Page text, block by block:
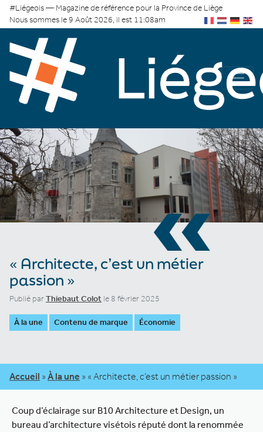
#Liégeois — Magazine de référence pour la Province de Liège
Nous sommes le 9 Août 2026, il est 11:08am
«
« Architecte, c’est un métier
passion »
Publié parThiebaut Colot le 8 février 2025
À la une Contenu de marque Économie
Accueil » À la une » « Architecte, c’est un métier passion »
Coup d’éclairage sur B10 Architecture et Design, un
bureau d’architecture visétois réputé dont la renommée